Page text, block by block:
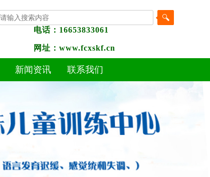
电话：16653833061
网址：www.fcxskf.cn
新闻资讯 联系我们